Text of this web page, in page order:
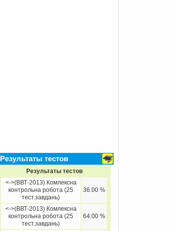
Результаты тестов
Результаты тестов
<->(ВВТ-2013) Комлексна
контрольна робота (25
тест.завдань)
36.00 %
<->(ВВТ-2013) Комлексна
контрольна робота (25
тест.завдань)
64.00 %